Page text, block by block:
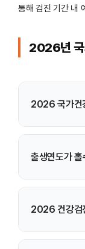
통해 검진 기간 내
2026년 국
2026 국가건
20세 이상 국
출생연도가
대상이며, 일부
2026 건강검